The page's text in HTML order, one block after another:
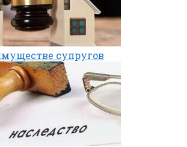
супругов